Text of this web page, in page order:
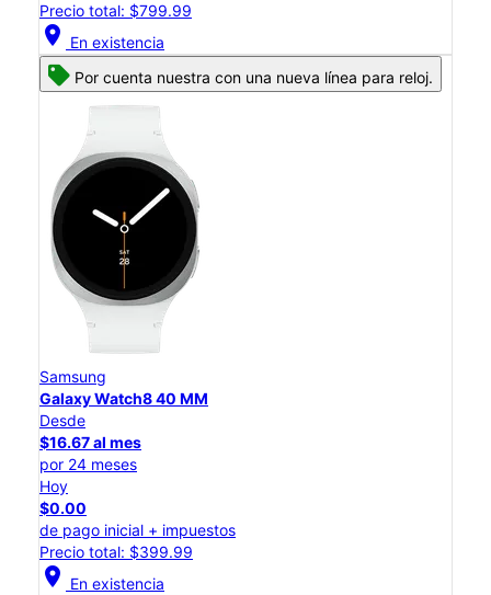
Precio total: $799.99
location_on En existencia
Por cuenta nuestra con una nueva línea para reloj.
Samsung
Galaxy Watch8 40 MM
Desde
$16.67 al mes
por 24 meses
Hoy
$0.00
de pago inicial + impuestos
Precio total: $399.99
location_on En existencia